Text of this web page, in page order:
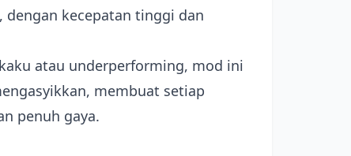
kecepatan tinggi dan
atau underperforming, mod ini
membuat setiap
penuh gaya.